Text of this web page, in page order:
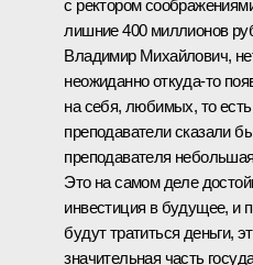
с ректором
лишние 400 миллионов
Владимир Михайлович,
неожиданно откуда‑то
на себя, любимых, то
преподаватели сказали
преподавателя
Это на самом деле
инвестиция в будущее, и
будут тратиться деньги,
значительная часть